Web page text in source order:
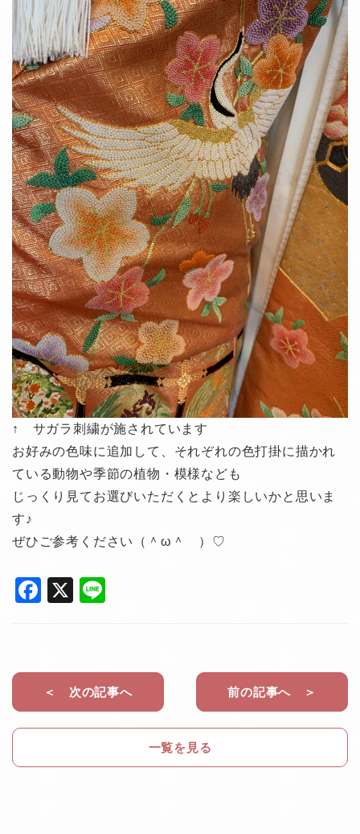
↑ サガラ刺繍が施されています
お好みの色味に追加して、それぞれの色打掛に描かれ
ている動物や季節の植物・模様なども
じっくり見てお選びいただくとより楽しいかと思いま
す♪
ぜひご参考ください（＾ω＾ ）♡
F
e
b
o
k
X
＜ 次の記事へ
一覧を見る
前の記事へ ＞